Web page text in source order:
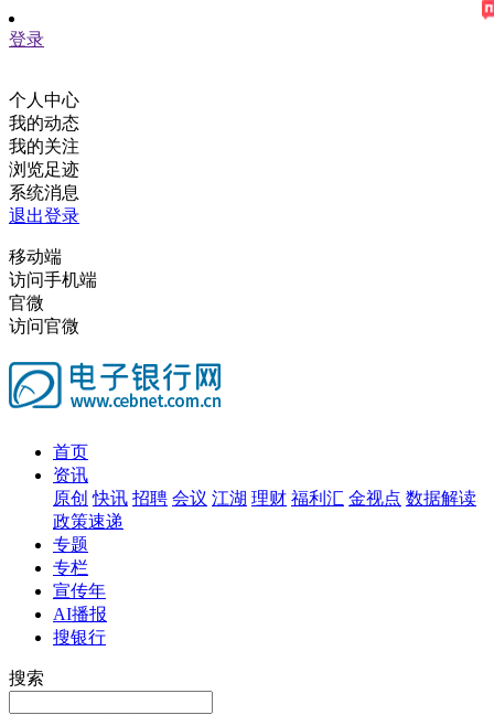
登录
个人中心
我的动态
我的关注
浏览足迹
系统消息
退出登录
移动端
访问手机端
官微
访问官微
首页
资讯
原创 快讯 招聘 会议 江湖 理财 福利汇 金视点 数据解读
政策速递
专题
专栏
宣传年
AI播报
搜银行
搜索